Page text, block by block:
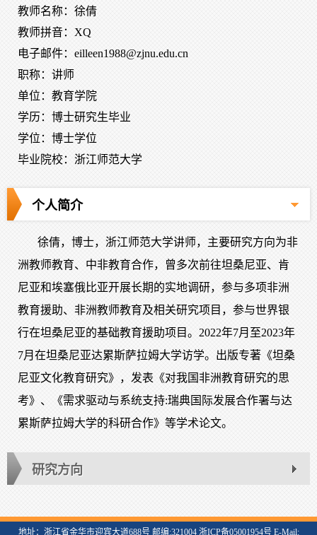
教师名称：徐倩
教师拼音：XQ
电子邮件： eilleen1988@zjnu.edu.cn
职称：讲师
单位：教育学院
学历：博士研究生毕业
学位：博士学位
毕业院校：浙江师范大学
个人简介
徐倩，博士，浙江师范大学讲师，主要研究方向为非
洲教师教育、中非教育合作，曾多次前往坦桑尼亚、肯
尼亚和埃塞俄比亚开展长期的实地调研，参与多项非洲
教育援助、非洲教师教育及相关研究项目，参与世界银
行在坦桑尼亚的基础教育援助项目。2022年7月至2023年
7月在坦桑尼亚达累斯萨拉姆大学访学。出版专著《坦桑
尼亚文化教育研究》，发表《对我国非洲教育研究的思
考》、《需求驱动与系统支持:瑞典国际发展合作署与达
累斯萨拉姆大学的科研合作》等学术论文。
研究方向
地址：浙江省金华市迎宾大道688号 邮编:321004 浙ICP备05001954号 E-Mail: